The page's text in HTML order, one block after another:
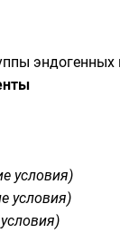
эндогенных
условия)
условия)